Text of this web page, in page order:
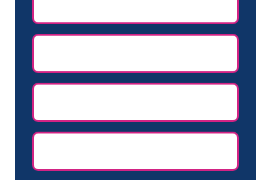
Achternaam
E-
(Vereist)
Telefoon